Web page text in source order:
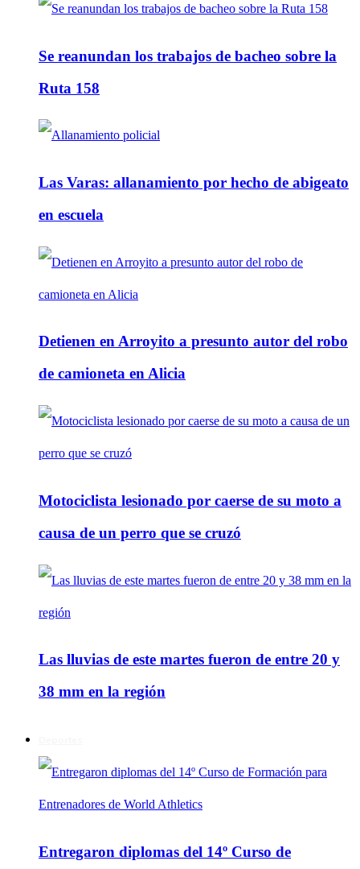
Se reanundan los trabajos de bacheo sobre la
Ruta 158
Las Varas: allanamiento por hecho de abigeato
en escuela
Detienen en Arroyito a presunto autor del robo
de camioneta en Alicia
Motociclista lesionado por caerse de su moto a
causa de un perro que se cruzó
Las lluvias de este martes fueron de entre 20 y
38 mm en la región
Entregaron diplomas del 14º Curso de